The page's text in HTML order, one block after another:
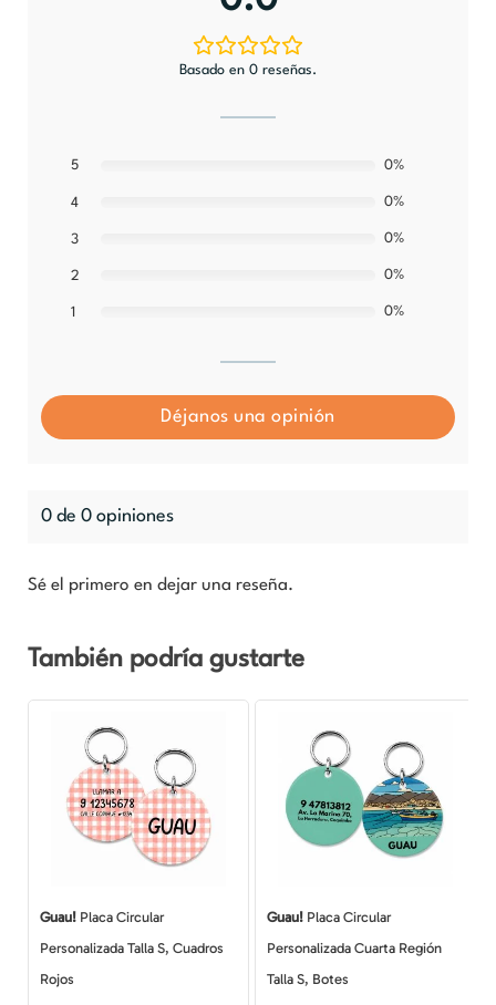
Basado en 0 reseñas.
5 0%
4 0%
3 0%
2 0%
1 0%
Déjanos una opinión
0 de 0 opiniones
Sé el primero en dejar una reseña.
También podría gustarte
Guau! Placa Circular
Personalizada Talla S, Cuadros
Rojos
Guau! Placa Circular
Personalizada Cuarta Región
Talla S, Botes